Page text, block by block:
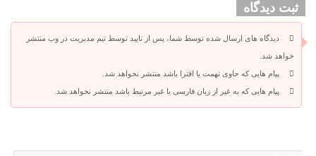
ثبت دیدگاه
دیدگاه های ارسال شده توسط شما، پس از تایید توسط تیم مدیریت در وب منتشر
خواهد شد.
پیام هایی که حاوی تهمت یا افترا باشد منتشر نخواهد شد.
پیام هایی که به غیر از زبان فارسی یا غیر مرتبط باشد منتشر نخواهد شد.